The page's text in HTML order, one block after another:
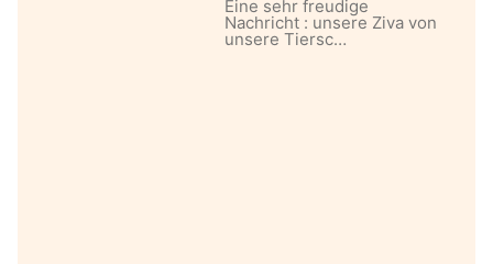
Eine sehr freudige
Nachricht : unsere Ziva von
unsere Tiersc…